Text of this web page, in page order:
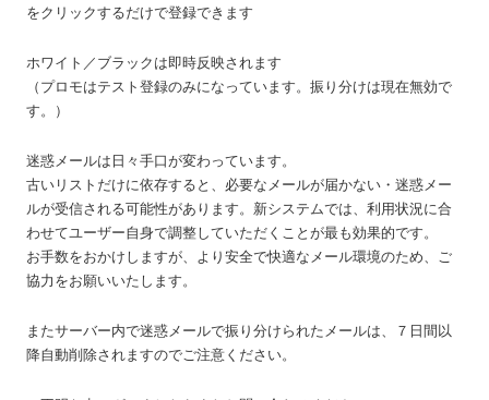
をクリックするだけで登録できます
ホワイト／ブラックは即時反映されます
（プロモはテスト登録のみになっています。振り分けは現在無効で
す。）
迷惑メールは日々手口が変わっています。
古いリストだけに依存すると、必要なメールが届かない・迷惑メー
ルが受信される可能性があります。新システムでは、利用状況に合
わせてユーザー自身で調整していただくことが最も効果的です。
お手数をおかけしますが、より安全で快適なメール環境のため、ご
協力をお願いいたします。
またサーバー内で迷惑メールで振り分けられたメールは、７日間以
降自動削除されますのでご注意ください。